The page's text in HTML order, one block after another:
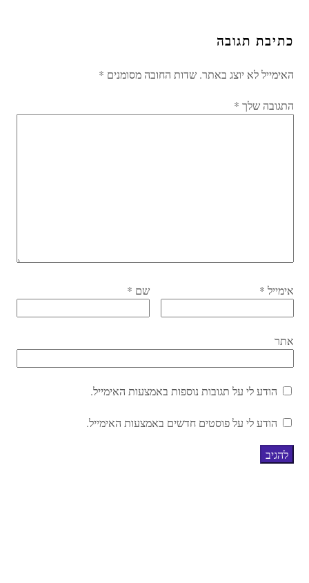
כתיבת תגובה
האימייל לא יוצג באתר. שדות החובה מסומנים *
התגובה שלך *
שם * אימייל *
אתר
הודע לי על תגובות נוספות באמצעות האימייל.
הודע לי על פוסטים חדשים באמצעות האימייל.